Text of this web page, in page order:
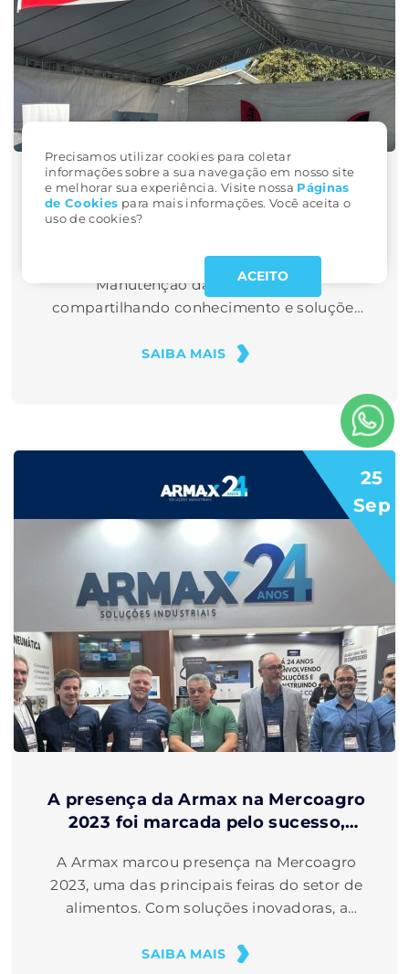
Precisamos utilizar cookies para coletar
informações sobre a sua navegação em nosso site
e melhorar sua experiência. Visite nossa Páginas
de Cookies para mais informações. Você aceita o
uso de cookies?
ACEITO
Parceria de Sucesso: Armax na 4ª
Semana de Manutenção da BRF
A Armax marcou presença na 4ª Semana de
Manutenção da BRF Chapecó,
compartilhando conhecimento e soluções
comprimido. Com o treinamento sobre
reforçamos nossa parceria de longa data
com a BRF, sempre em busca de inovação,
economia de energia e alto desempenho.
SAIBA MAIS
25
Sep
A presença da Armax na Mercoagro
2023 foi marcada pelo sucesso,
excelência e inovação no
mercado de alimentos.
A Armax marcou presença na Mercoagro
2023, uma das principais feiras do setor de
alimentos. Com soluções inovadoras, a
qualidade e estabeleceu contatos
SAIBA MAIS